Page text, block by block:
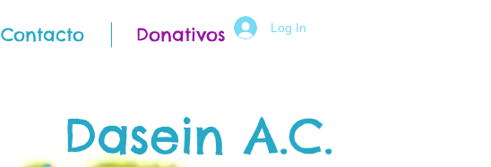
Contacto Donativos Log In
Dasein A.C.